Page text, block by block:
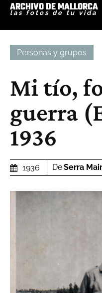
ARCHIVO DE MALLORCA
las fotos de tu vida
Personas y grupos
Mi tío,
guerra
1936
1936 DeSerra